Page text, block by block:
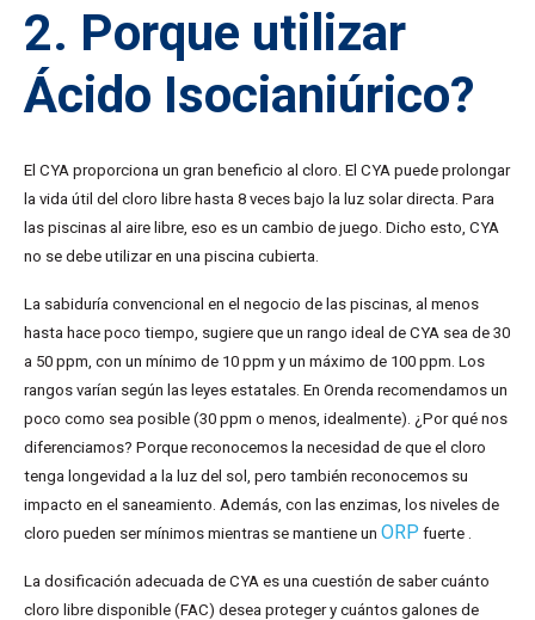
2. Porque utilizar
Ácido Isocianiúrico?
El CYA proporciona un gran beneficio al cloro. El CYA puede prolongar
la vida útil del cloro libre hasta 8 veces bajo la luz solar directa. Para
las piscinas al aire libre, eso es un cambio de juego. Dicho esto, CYA
no se debe utilizar en una piscina cubierta.
La sabiduría convencional en el negocio de las piscinas, al menos
hasta hace poco tiempo, sugiere que un rango ideal de CYA sea de 30
a 50 ppm, con un mínimo de 10 ppm y un máximo de 100 ppm. Los
rangos varían según las leyes estatales. En Orenda recomendamos un
poco como sea posible (30 ppm o menos, idealmente). ¿Por qué nos
diferenciamos? Porque reconocemos la necesidad de que el cloro
tenga longevidad a la luz del sol, pero también reconocemos su
impacto en el saneamiento. Además, con las enzimas, los niveles de
cloro pueden ser mínimos mientras se mantiene un ORP fuerte .
La dosificación adecuada de CYA es una cuestión de saber cuánto
cloro libre disponible (FAC) desea proteger y cuántos galones de